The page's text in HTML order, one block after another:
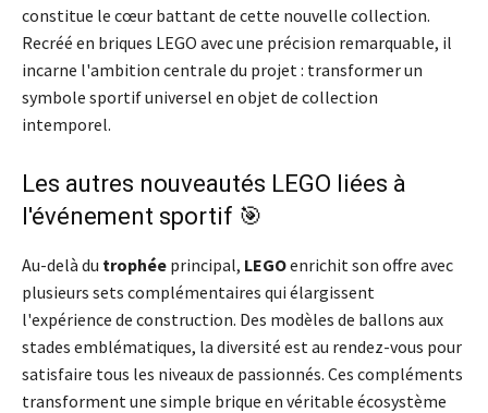
constitue le cœur battant de cette nouvelle collection.
Recréé en briques LEGO avec une précision remarquable, il
incarne l'ambition centrale du projet : transformer un
symbole sportif universel en objet de collection
intemporel.
Les autres nouveautés LEGO liées à
l'événement sportif 🎯
Au-delà du trophée principal, LEGOenrichit son offre avec
plusieurs sets complémentaires qui élargissent
l'expérience de construction. Des modèles de ballons aux
stades emblématiques, la diversité est au rendez-vous pour
satisfaire tous les niveaux de passionnés. Ces compléments
transforment une simple brique en véritable écosystème